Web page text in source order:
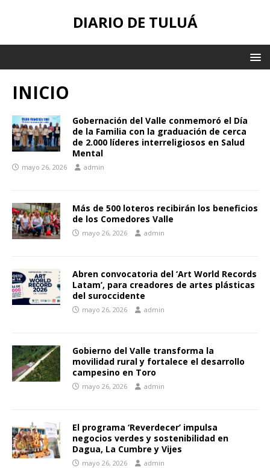
DIARIO DE TULUÁ
INICIO
Gobernación del Valle conmemoró el Día
de la Familia con la graduación de cerca
de 2.000 líderes interreligiosos en Salud
Mental
mayo 26, 2026 admin
Más de 500 loteros recibirán los beneficios
de los Comedores Valle
mayo 26, 2026 admin
Abren convocatoria del ‘Art World Records
Latam’, para creadores de artes plásticas
del suroccidente
mayo 26, 2026 admin
Gobierno del Valle transforma la
movilidad rural y fortalece el desarrollo
campesino en Toro
mayo 26, 2026 admin
El programa ‘Reverdecer’ impulsa
negocios verdes y sostenibilidad en
Dagua, La Cumbre y Vijes
mayo 26, 2026 admin